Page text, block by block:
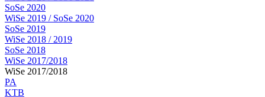
SoSe 2020
WiSe 2019 / SoSe 2020
SoSe 2019
WiSe 2018 / 2019
SoSe 2018
WiSe 2017/2018
WiSe 2017/2018
PA
KTB